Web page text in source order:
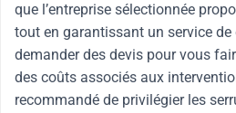
que l’entreprise sélectionnée
tout en garantissant un service de
demander des devis pour vous
des coûts associés aux
recommandé de privilégier les